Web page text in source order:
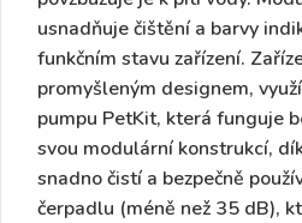
usnadňuje čištění a barvy
funkčním stavu zařízení.
promyšleným designem,
pumpu PetKit, která funguje
svou modulární konstrukcí,
snadno čistí a bezpečně
čerpadlu (méně než 35 dB),